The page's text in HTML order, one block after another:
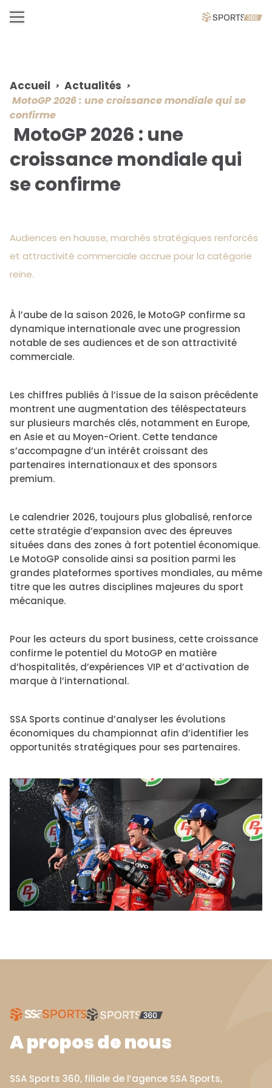
Accueil Actualités
MotoGP 2026 : une croissance mondiale qui se
confirme
MotoGP 2026 : une
croissance mondiale qui
se confirme
Audiences en hausse, marchés stratégiques renforcés
et attractivité commerciale accrue pour la catégorie
reine.
À l’aube de la saison 2026, le MotoGP confirme sa
dynamique internationale avec une progression
notable de ses audiences et de son attractivité
commerciale.
Les chiffres publiés à l’issue de la saison précédente
montrent une augmentation des téléspectateurs
sur plusieurs marchés clés, notamment en Europe,
en Asie et au Moyen-Orient. Cette tendance
s’accompagne d’un intérêt croissant des
partenaires internationaux et des sponsors
premium.
Le calendrier 2026, toujours plus globalisé, renforce
cette stratégie d’expansion avec des épreuves
situées dans des zones à fort potentiel économique.
Le MotoGP consolide ainsi sa position parmi les
grandes plateformes sportives mondiales, au même
titre que les autres disciplines majeures du sport
mécanique.
Pour les acteurs du sport business, cette croissance
confirme le potentiel du MotoGP en matière
d’hospitalités, d’expériences VIP et d’activation de
marque à l’international.
SSA Sports continue d’analyser les évolutions
économiques du championnat afin d’identifier les
opportunités stratégiques pour ses partenaires.
A propos de nous
SSA Sports 360, filiale de l’agence SSA Sports,